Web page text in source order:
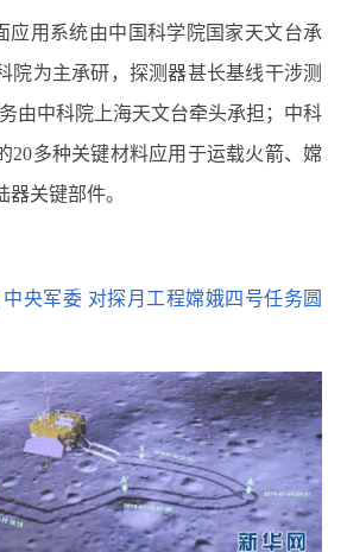
应用系统由中国科学院国家天文台承
院为主承研，探测器甚长基线干涉测
由中科院上海天文台牵头承担；中科
20多种关键材料应用于运载火箭、嫦
关键部件。
央军委 对探月工程嫦娥四号任务圆